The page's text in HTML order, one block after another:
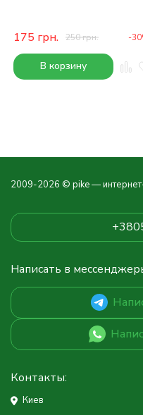
175 грн. 250грн. -
В корзину
2009-2026 © pike —
Написать в
Контакты:
Киев